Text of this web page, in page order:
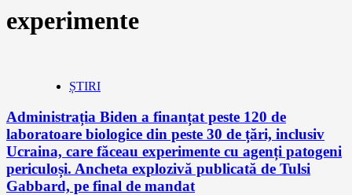
experimente
ȘTIRI
Administrația Biden a finanțat peste 120 de
laboratoare biologice din peste 30 de țări, inclusiv
Ucraina, care făceau experimente cu agenți patogeni
periculoși. Ancheta explozivă publicată de Tulsi
Gabbard, pe final de mandat